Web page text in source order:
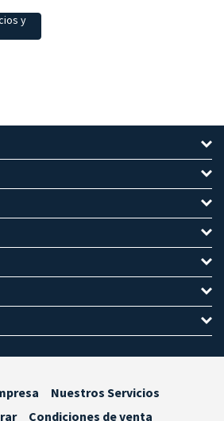
y
Nuestros Servicios
Condiciones de venta